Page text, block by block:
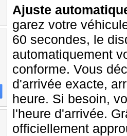
Ajuste
garez votre
60 secondes, le
automatiquement
conforme. Vous
d'arrivée exacte,
heure. Si besoin,
l'heure d'arrivée.
officiellement